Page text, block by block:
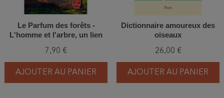
Le Parfum des forêts -
L'homme et l'arbre, un lien
7,90 €
AJOUTER AU PANIER
Dictionnaire amoureux des
oiseaux
26,00 €
AJOUTER AU PANIER